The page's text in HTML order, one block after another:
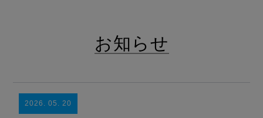
お知らせ
2026. 05. 20